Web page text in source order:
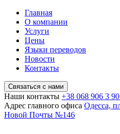
Главная
О компании
Услуги
Цены
Языки переводов
Новости
Контакты
Связаться с нами
Наши контакты +38 068 906 3
Адрес главного офиса Одесса,
Новой Почты №146